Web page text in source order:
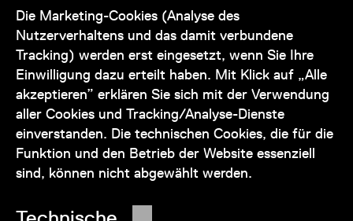
Die Marketing-Cookies (Analyse des
Nutzerverhaltens und das damit verbundene
Tracking) werden erst eingesetzt, wenn Sie Ihre
Einwilligung dazu erteilt haben. Mit Klick auf „Alle
akzeptieren” erklären Sie sich mit der Verwendung
aller Cookies und Tracking/Analyse-Dienste
einverstanden. Die technischen Cookies, die für die
Funktion und den Betrieb der Website essenziell
sind, können nicht abgewählt werden.
zu den Öffnungszeiten des Museums
auch telefonisch zur Verfügung:
+43 1 505 87 47 85173
service@wienmuseum.at
© 2026 Wien Museum